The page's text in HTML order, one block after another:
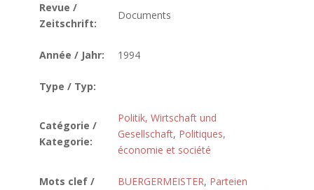
Revue /
Zeitschrift:
Documents
Année / Jahr: 1994
Type / Typ:
Catégorie /
Kategorie:
Politik, Wirtschaft und
Gesellschaft, Politiques,
économie et société
Mots clef /
BUERGERMEISTER, Parteien